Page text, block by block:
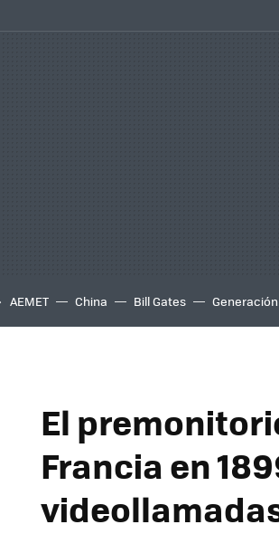
AEMET China Bill Gates Generación
El
Francia en